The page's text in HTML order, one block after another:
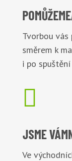
POMŮŽEME
Tvorbou vás
směrem k
i po

JSME VÁM
Ve